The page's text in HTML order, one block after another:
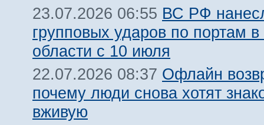
23.07.2026 06:55 ВС РФ
групповых ударов по портам
области с 10 июля
22.07.2026 08:37 Офлайн
почему люди снова хотят
вживую